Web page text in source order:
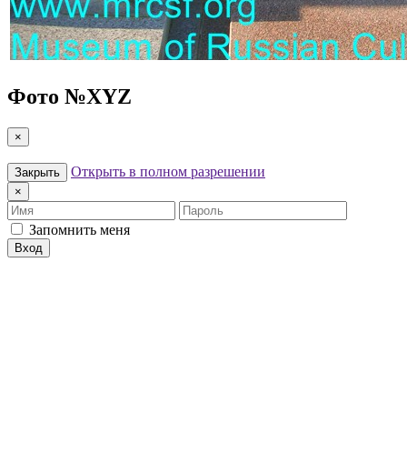
Фото №XYZ
×
Закрыть Открыть в полном разрешении
×
Имя
Пароль
Запомнить меня
Вход